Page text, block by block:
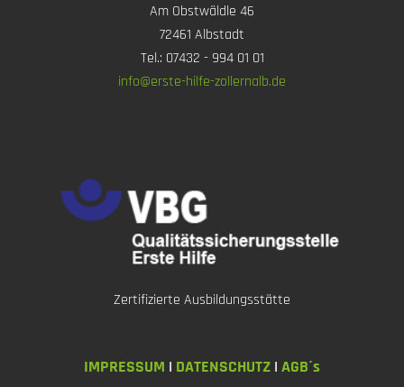
Am Obstwäldle 46
72461 Albstadt
Tel.: 07432 - 994 01 01
info@erste-hilfe-zollernalb.de
Zertifizierte Ausbildungsstätte
IMPRESSUM | DATENSCHUTZ | AGB´s